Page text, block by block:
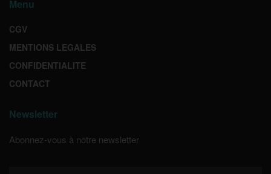
Menu
CGV
MENTIONS LEGALES
CONFIDENTIALITE
CONTACT
Newsletter
Abonnez-vous à notre newsletter